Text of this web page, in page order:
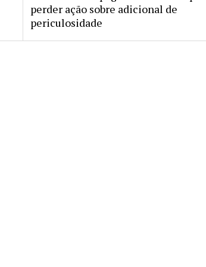
perder ação sobre adicional de
periculosidade